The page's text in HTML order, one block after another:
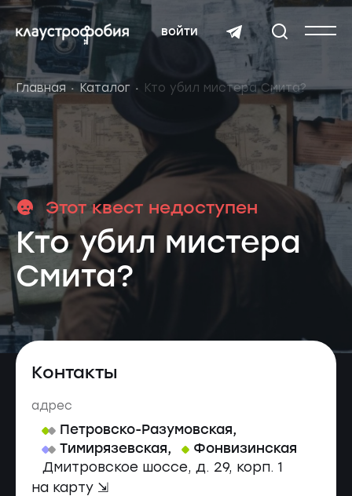
войти
Главная Каталог Кто убил мистера Смита?
Этот квест недоступен
Кто убил мистера
Смита?
Контакты
адрес
Петровско-Разумовская,
Тимирязевская, Фонвизинская
Дмитровское шоссе, д. 29, корп. 1
на карту ⇲